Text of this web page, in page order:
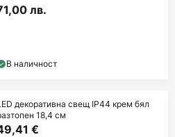
лв.
В наличност
декоративна свещ IP44 крем бял
18,4 см
€